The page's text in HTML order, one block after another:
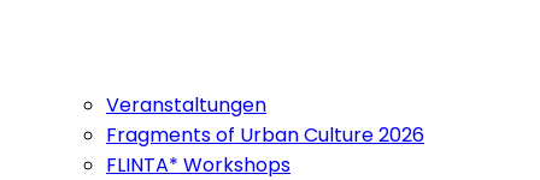
Veranstaltungen
Fragments of Urban Culture 2026
FLINTA* Workshops